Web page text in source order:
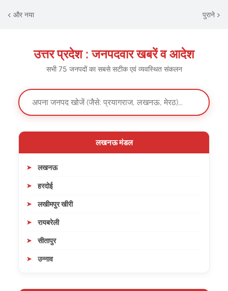
और नया पुराने
उत्तर प्रदेश : जनपदवार खबरें व आदेश
सभी 75 जनपदों का सबसे सटीक एवं व्यवस्थित संकलन
लखनऊ मंडल
लखनऊ
हरदोई
लखीमपुर खीरी
रायबरेली
सीतापुर
उन्नाव